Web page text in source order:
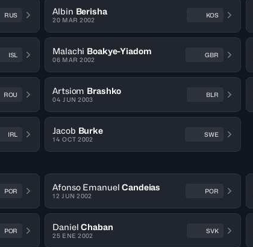
RUS Albin Berisha
20 MAR 2002
KOS
ISL Malachi Boakye-Yiadom
06 MAR 2002
GBR
ROU Artsiom Brashko
04 JUN 2003
BLR
IRL Jacob Burke
14 OCT 2002
SWE
POR Afonso Emanuel Candeias
12 JUN 2002
POR
POR Daniel Chaban
25 ENE 2002
SVK